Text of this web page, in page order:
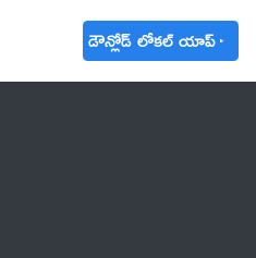
డౌన్లోడ్ లోకల్ యాప్